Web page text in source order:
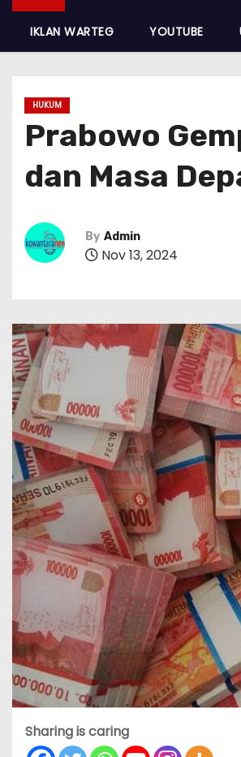
IKLAN WARTEG YOUTUBE
HUKUM
Prabowo
dan Masa
By Admin
Nov 13, 2024
Sharing is caring